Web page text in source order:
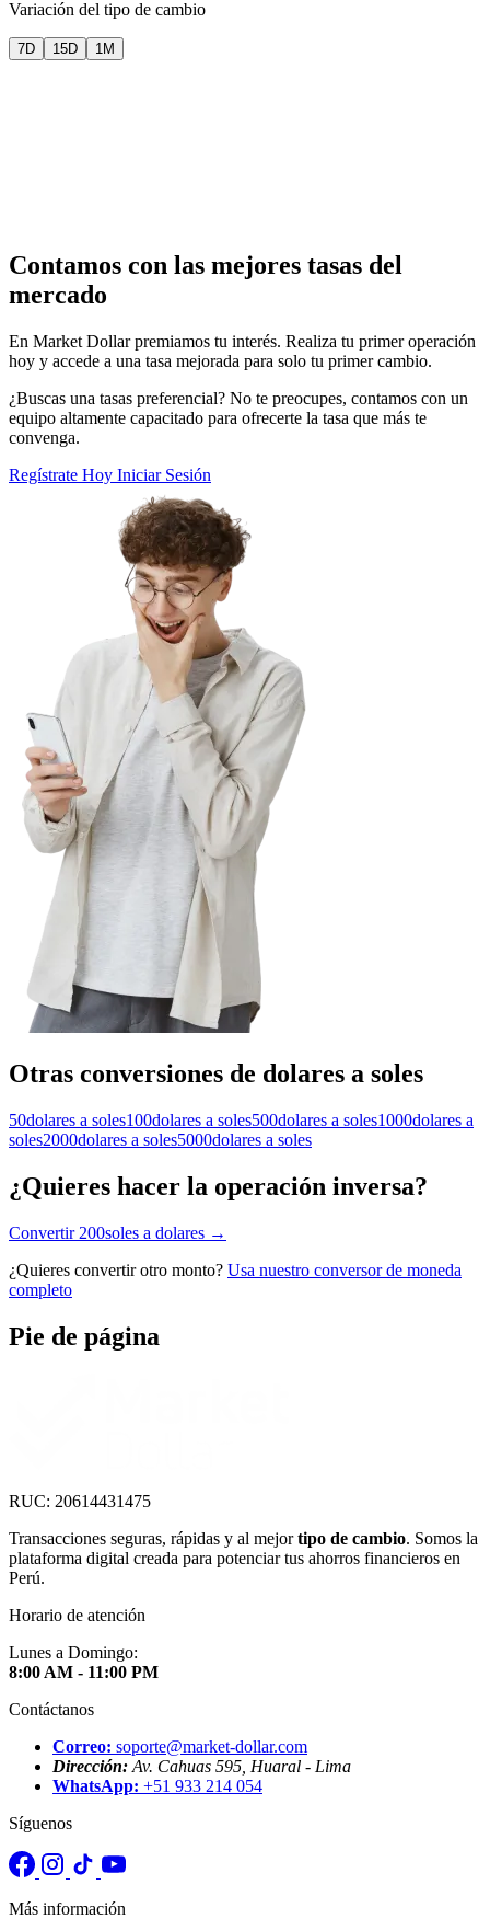
Variación del tipo de cambio
7D 15D 1M
Contamos con las mejores tasas del
mercado
En Market Dollar premiamos tu interés. Realiza tu primer operación
hoy y accede a una tasa mejorada para solo tu primer cambio.
¿Buscas una tasas preferencial? No te preocupes, contamos con un
equipo altamente capacitado para ofrecerte la tasa que más te
convenga.
Regístrate Hoy Iniciar Sesión
Otras conversiones de dolares a soles
50dolares a soles100dolares a soles500dolares a soles1000dolares a
soles2000dolares a soles5000dolares a soles
¿Quieres hacer la operación inversa?
Convertir 200soles a dolares →
¿Quieres convertir otro monto? Usa nuestro conversor de moneda
completo
Pie de página
RUC: 20614431475
Transacciones seguras, rápidas y al mejortipo de cambio. Somos la
plataforma digital creada para potenciar tus ahorros financieros en
Perú.
Horario de atención
Lunes a Domingo:
8:00 AM - 11:00 PM
Contáctanos
Correo: soporte@market-dollar.com
Dirección: Av. Cahuas 595, Huaral - Lima
WhatsApp: +51 933 214 054
Síguenos
Más información